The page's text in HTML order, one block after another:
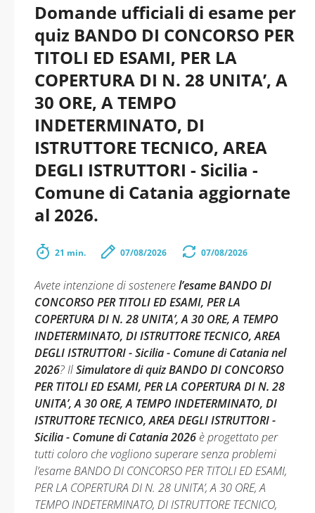
Domande ufficiali di esame per
quiz BANDO DI CONCORSO PER
TITOLI ED ESAMI, PER LA
COPERTURA DI N. 28 UNITA’, A
30 ORE, A TEMPO
INDETERMINATO, DI
ISTRUTTORE TECNICO, AREA
DEGLI ISTRUTTORI - Sicilia -
Comune di Catania aggiornate
al 2026.
21 min. 07/08/2026 07/08/2026
Avete intenzione di sostenerel’esame BANDO DI
CONCORSO PER TITOLI ED ESAMI, PER LA
COPERTURA DI N. 28 UNITA’, A 30 ORE, A TEMPO
INDETERMINATO, DI ISTRUTTORE TECNICO, AREA
DEGLI ISTRUTTORI - Sicilia - Comune di Catania nel
2026? IlSimulatore di quiz BANDO DI CONCORSO
PER TITOLI ED ESAMI, PER LA COPERTURA DI N. 28
UNITA’, A 30 ORE, A TEMPO INDETERMINATO, DI
ISTRUTTORE TECNICO, AREA DEGLI ISTRUTTORI -
Sicilia - Comune di Catania 2026 è progettato per
tutti coloro che vogliono superare senza problemi
l’esame BANDO DI CONCORSO PER TITOLI ED ESAMI,
PER LA COPERTURA DI N. 28 UNITA’, A 30 ORE, A
TEMPO INDETERMINATO, DI ISTRUTTORE TECNICO,